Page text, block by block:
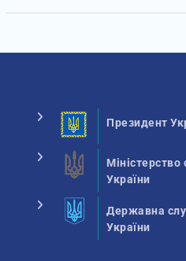
Президент
Міністерство
України
Державна
України